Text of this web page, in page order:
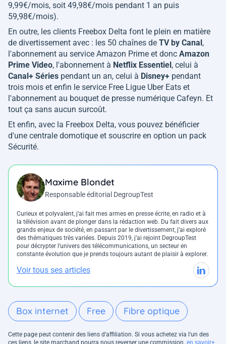
9,99€/mois, soit 49,98€/mois pendant 1 an puis
59,98€/mois).
En outre, les clients Freebox Delta font le plein en matière
de divertissement avec : les 50 chaînes de TV by Canal ,
l'abonnement au service Amazon Prime et donc Amazon
Prime Video, l'abonnement à Netflix Essentiel , celui à
Canal+ Séries pendant un an, celui à Disney+ pendant
trois mois et enfin le service Free Ligue Uber Eats et
l'abonnement au bouquet de presse numérique Cafeyn. Et
tout ça sans aucun surcoût.
Et enfin, avec la Freebox Delta, vous pouvez bénéficier
d'une centrale domotique et souscrire en option un pack
Sécurité.
Maxime Blondet
Responsable éditorial DegroupTest
Curieux et polyvalent, j’ai fait mes armes en presse écrite, en radio et à
la télévision avant de plonger dans la rédaction web. Du fait divers aux
grands enjeux de société, en passant par le divertissement, j’ai exploré
des thématiques très variées. Depuis 2019, j’ai rejoint DegroupTest
pour décrypter l’univers des télécommunications, un secteur en
constante évolution que je prends toujours autant de plaisir à explorer.
Voir tous ses articles
Box internet Free Fibre optique
Cette page peut contenir des liens d’affiliation. Si vous achetez via l'un des
ces liens, le site marchand pourra nous reverser une commission. en savoir+